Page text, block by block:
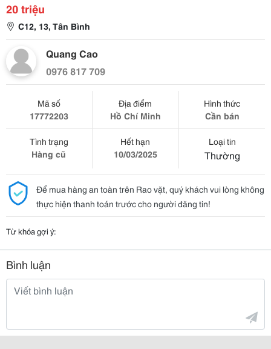
20 triệu
C12, 13, Tân Bình
Quang Cao
0976 817 709
Mã số
17772203
Địa điểm
Hồ Chí Minh
Hình thức
Cần bán
Tình trạng
Hàng cũ
Hết hạn
10/03/2025
Loại tin
Thường
Để mua hàng an toàn trên Rao vặt, quý khách vui lòng không
thực hiện thanh toán trước cho người đăng tin!
Từ khóa gợi ý:
Bình luận